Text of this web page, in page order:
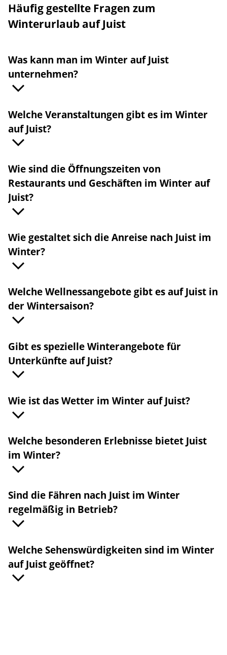
Häufig gestellte Fragen zum
Winterurlaub auf Juist
Was kann man im Winter auf Juist
unternehmen?
Welche Veranstaltungen gibt es im Winter
auf Juist?
Wie sind die Öffnungszeiten von
Restaurants und Geschäften im Winter auf
Juist?
Wie gestaltet sich die Anreise nach Juist im
Winter?
Welche Wellnessangebote gibt es auf Juist in
der Wintersaison?
Gibt es spezielle Winterangebote für
Unterkünfte auf Juist?
Wie ist das Wetter im Winter auf Juist?
Welche besonderen Erlebnisse bietet Juist
im Winter?
Sind die Fähren nach Juist im Winter
regelmäßig in Betrieb?
Welche Sehenswürdigkeiten sind im Winter
auf Juist geöffnet?